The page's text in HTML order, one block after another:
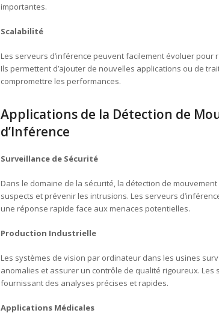
importantes.
Scalabilité
Les serveurs d’inférence peuvent facilement évoluer
Ils permettent d’ajouter de nouvelles applications ou de
compromettre les performances.
Applications de la Détection de
d’Inférence
Surveillance de Sécurité
Dans le domaine de la sécurité, la détection de
suspects et prévenir les intrusions. Les serveurs
une réponse rapide face aux menaces potentielles.
Production Industrielle
Les systèmes de vision par ordinateur dans les usines
anomalies et assurer un contrôle de qualité rigoureux.
fournissant des analyses précises et rapides.
Applications Médicales